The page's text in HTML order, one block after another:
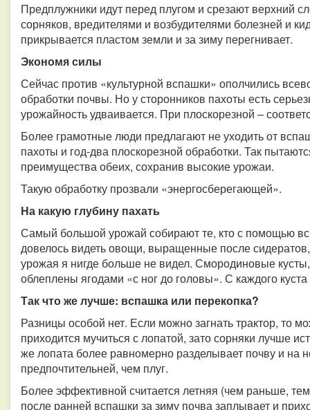
Предплужники идут перед плугом и срезают верхний
сорняков, вредителями и возбудителями болезней и
прикрывается пластом земли и за зиму перегнивает.
Экономя силы
Сейчас против «культурной вспашки» ополчились
обработки почвы. Но у сторонников пахоты есть
урожайность удваивается. При плоскорезной –
Более грамотные люди предлагают не уходить от
пахоты и год-два плоскорезной обработки. Так
преимущества обеих, сохранив высокие урожаи.
Такую обработку прозвали «энергосберегающей».
На какую глубину пахать
Самый большой урожай собирают те, кто с помощью
довелось видеть овощи, выращенные после
урожая я нигде больше не видел. Смородиновые
облеплены ягодами «с ног до головы». С каждого
Так что же лучше: вспашка или перекопка?
Разницы особой нет. Если можно загнать трактор, то
приходится мучиться с лопатой, зато сорняки лучше
же лопата более равномерно разделывает почву и на
предпочтительней, чем плуг.
Более эффективной считается летняя (чем раньше,
после ранней вспашки за зиму почва заплывает и